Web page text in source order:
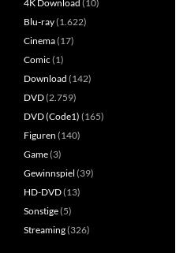
4K Download (10)
Blu-ray(1.622)
Cinema(17)
Comic (1)
Download (142)
DVD(2.759)
DVD (Code1) (165)
Figuren (140)
Game(3)
Gewinnspiel (39)
HD-DVD(13)
Sonstige(5)
Streaming(326)